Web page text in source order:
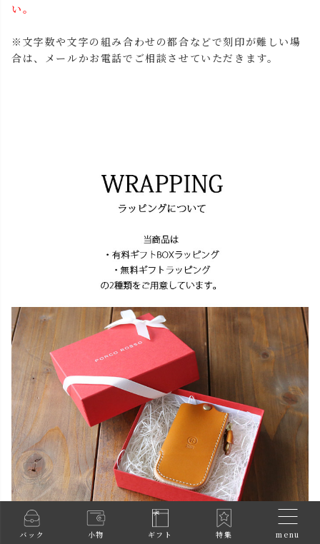
バック 小物 ギフト 特集 menu
い。
※文字数や文字の組み合わせの都合などで刻印が難しい場
合は、メールかお電話でご相談させていただきます。